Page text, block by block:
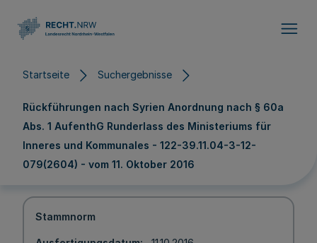
Startseite Suchergebnisse
Rückführungen nach Syrien Anordnung nach § 60a
Abs. 1 AufenthG Runderlass des Ministeriums für
Inneres und Kommunales - 122-39.11.04-3-12-
079(2604) - vom 11. Oktober 2016
Stammnorm